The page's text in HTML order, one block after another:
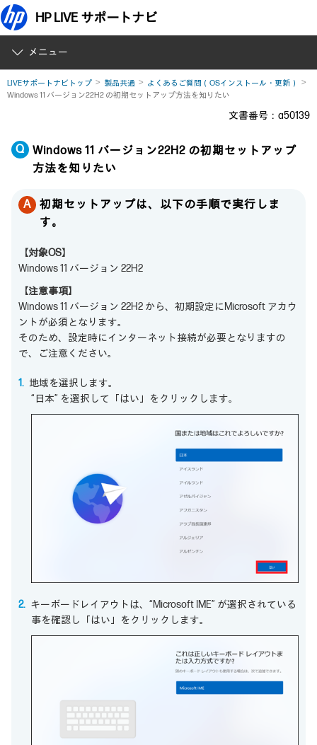
HP LIVE サポートナビ
メニュー
LIVEサポートナビトップ 製品共通
よくあるご質問（OSインストール・更新）
Windows 11 バージョン22H2 の初期セットアップ方法を知りたい
文書番号：a50139
Windows 11 バージョン22H2 の初期セットアップ
方法を知りたい
初期セットアップは、以下の手順で実行しま
す。
【対象OS】
Windows 11 バージョン 22H2
【注意事項】
Windows 11 バージョン 22H2 から、初期設定にMicrosoft アカウ
ントが必須となります。
そのため、設定時にインターネット接続が必要となりますの
で、ご注意ください。
地域を選択します。
“日本” を選択して「はい」をクリックします。
キーボードレイアウトは、“Microsoft IME” が選択されている
事を確認し「はい」をクリックします。